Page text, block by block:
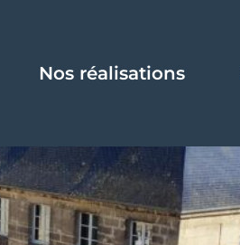
Nos réalisations